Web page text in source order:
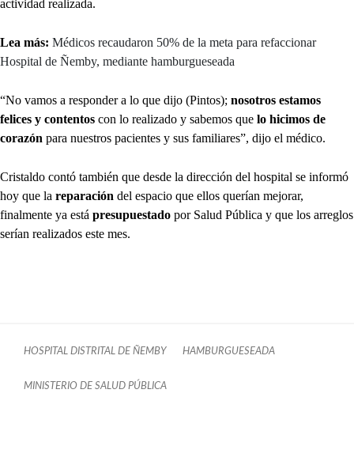
actividad realizada.
Lea más: Médicos recaudaron 50% de la meta para refaccionar
Hospital de Ñemby, mediante hamburgueseada
“No vamos a responder a lo que dijo (Pintos); nosotros estamos
felices y contentos con lo realizado y sabemos que lo hicimos de
corazón para nuestros pacientes y sus familiares”, dijo el médico.
Cristaldo contó también que desde la dirección del hospital se informó
hoy que la reparación del espacio que ellos querían mejorar,
finalmente ya está presupuestado por Salud Pública y que los arreglos
serían realizados este mes.
HOSPITAL DISTRITAL DE ÑEMBY HAMBURGUESEADA
MINISTERIO DE SALUD PÚBLICA